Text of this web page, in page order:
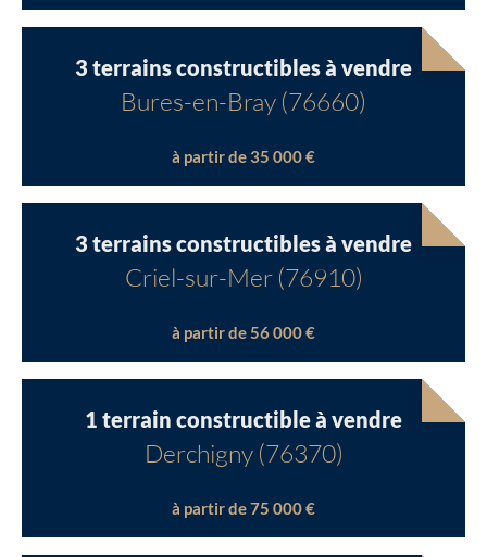
Chargement...
3 terrains constructibles à vendre
Bures-en-Bray (76660)
à partir de 35 000 €
3 terrains constructibles à vendre
Criel-sur-Mer (76910)
à partir de 56 000 €
1 terrain constructible à vendre
Derchigny (76370)
à partir de 75 000 €